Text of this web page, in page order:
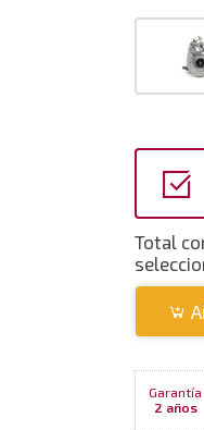
Total
Garantía
2 años